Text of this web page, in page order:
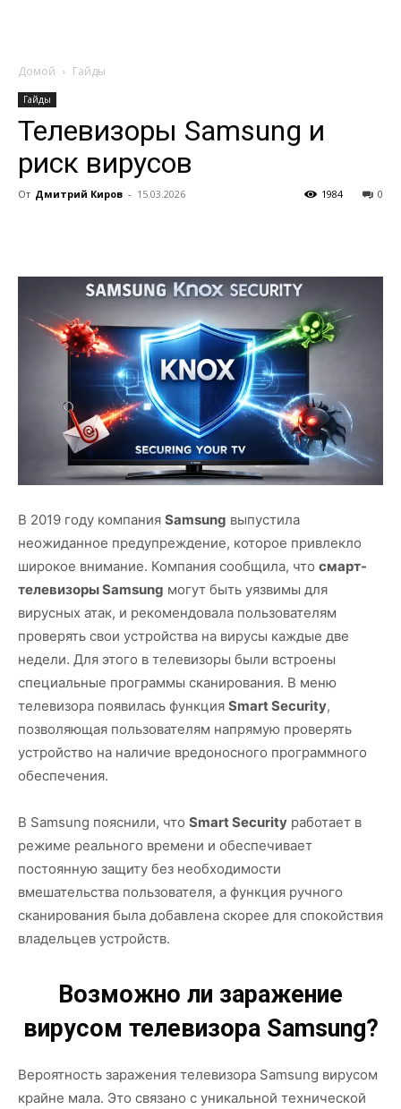
Домой Гайды
Гайды
Телевизоры Samsung и
риск вирусов
От Дмитрий Киров - 15.03.2026 0
1984
В 2019 году компания Samsung выпустила
неожиданное предупреждение, которое привлекло
широкое внимание. Компания сообщила, что смарт-
телевизоры Samsung могут быть уязвимы для
вирусных атак, и рекомендовала пользователям
проверять свои устройства на вирусы каждые две
недели. Для этого в телевизоры были встроены
специальные программы сканирования. В меню
телевизора появилась функция Smart Security,
позволяющая пользователям напрямую проверять
устройство на наличие вредоносного программного
обеспечения.
В Samsung пояснили, что Smart Security работает в
режиме реального времени и обеспечивает
постоянную защиту без необходимости
вмешательства пользователя, а функция ручного
сканирования была добавлена скорее для спокойствия
владельцев устройств.
Возможно ли заражение
вирусом телевизора Samsung?
Вероятность заражения телевизора Samsung вирусом
крайне мала. Это связано с уникальной технической